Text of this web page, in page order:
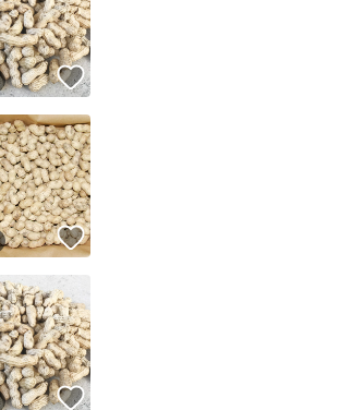
いいね！
いいね！
いいね！